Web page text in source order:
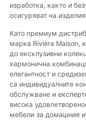
изработка, както и
осигуряват на
Като премиум
марка Rivièra Maison,
до ексклузивни
хармонична
елегантност и
са индивидуалните
обслужване и
висока
мебели за домашния